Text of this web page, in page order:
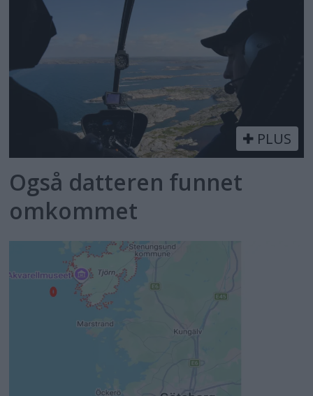
PLUS
Også datteren funnet
omkommet